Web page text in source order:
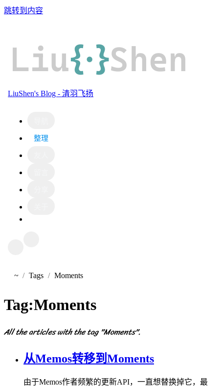
跳转到内容
Liu{·}Shen
LiuShen's Blog - 清羽飞扬
整理
~首页Tags Moments
Tag:Moments
All the articles with the tag "Moments".
从Memos转移到Moments
由于Memos作者频繁的更新API，一直想替换掉它，最